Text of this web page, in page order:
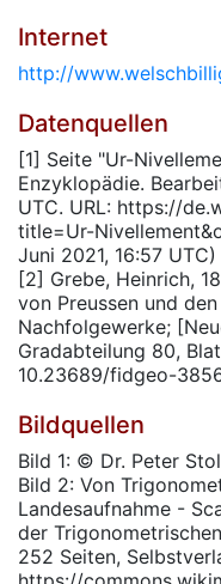
Internet
http://
Datenquellen
[1] Seite "Ur-
Enzyklopädie.
UTC. URL: https://
title=Ur-
Juni 2021, 16:57 UTC)
[2] Grebe, Heinrich,
von Preussen und
Nachfolgewerke;
Gradabteilung 80,
10.23689/fidgeo-
Bildquellen
Bild 1: © Dr. Peter
Bild 2: Von
Landesaufnahme -
der
252 Seiten,